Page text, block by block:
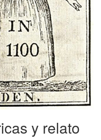
y relato